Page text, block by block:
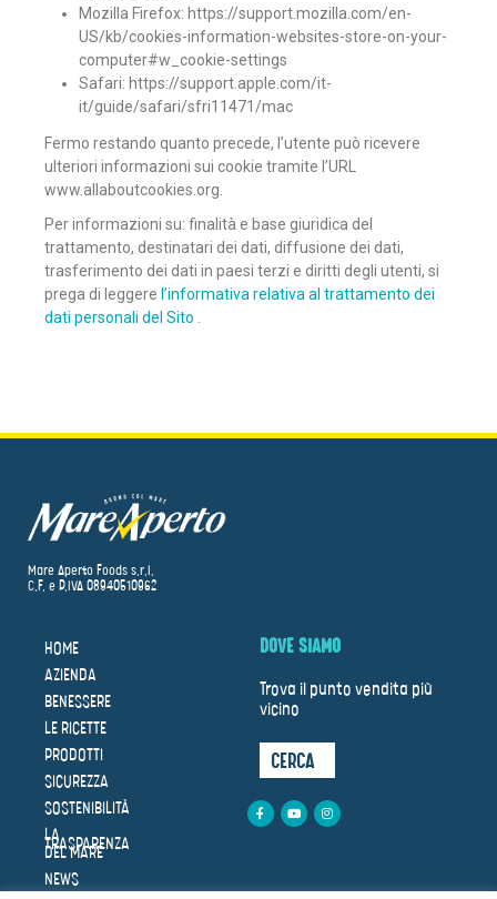
Mozilla Firefox: https://support.mozilla.com/en-
US/kb/cookies-information-websites-store-on-your-
computer#w_cookie-settings
Safari: https://support.apple.com/it-
it/guide/safari/sfri11471/mac
Fermo restando quanto precede, l’utente può ricevere
ulteriori informazioni sui cookie tramite l’URL
www.allaboutcookies.org.
Per informazioni su: finalità e base giuridica del
trattamento, destinatari dei dati, diffusione dei dati,
trasferimento dei dati in paesi terzi e diritti degli utenti, si
prega di leggere l’informativa relativa al trattamento dei
dati personali del Sito
Mare Aperto Foods s.r.l.
C.F. e P.IVA 08940510962
HOME
AZIENDA
BENESSERE
LE RICETTE
PRODOTTI
SICUREZZA
SOSTENIBILITÀ
LA
TRASPARENZA
DEL MARE
NEWS
DOVE SIAMO
Trova il punto vendita più
vicino
CERCA